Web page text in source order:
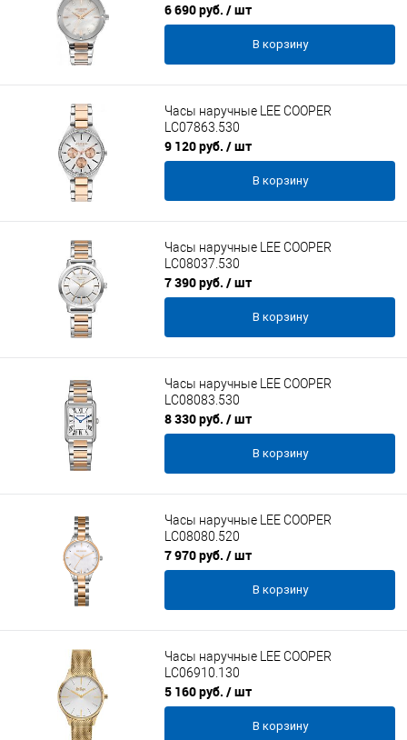
6 690 руб. / шт
В корзину
Часы наручные LEE COOPER
LC07863.530
9 120 руб. / шт
В корзину
Часы наручные LEE COOPER
LC08037.530
7 390 руб. / шт
В корзину
Часы наручные LEE COOPER
LC08083.530
8 330 руб. / шт
В корзину
Часы наручные LEE COOPER
LC08080.520
7 970 руб. / шт
В корзину
Часы наручные LEE COOPER
LC06910.130
5 160 руб. / шт
В корзину